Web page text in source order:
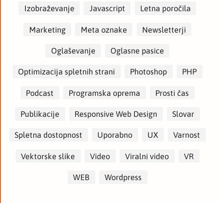
Izobraževanje Javascript Letna poročila
Marketing Meta oznake Newsletterji
Oglaševanje Oglasne pasice
Optimizacija spletnih strani Photoshop PHP
Podcast Programska oprema Prosti čas
Publikacije Responsive Web Design Slovar
Spletna dostopnost Uporabno UX Varnost
Vektorske slike Video Viralni video VR
WEB Wordpress